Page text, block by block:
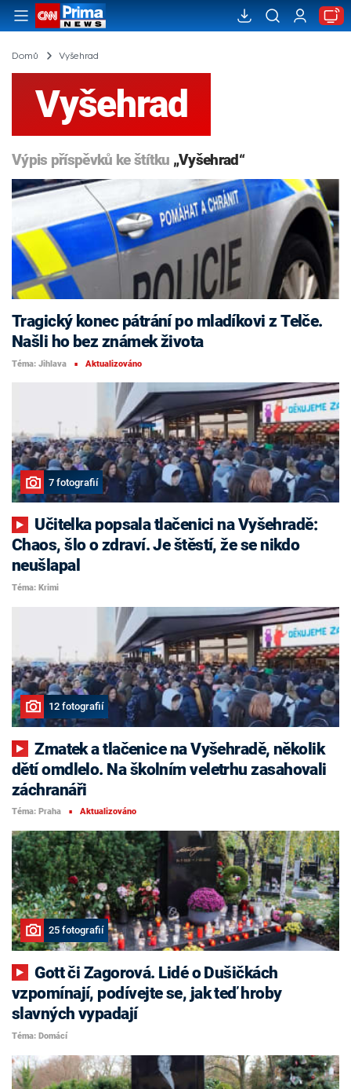
Domů Vyšehrad
Vyšehrad
Výpis příspěvků ke štítku „Vyšehrad“
Tragický konec pátrání po mladíkovi z Telče.
Našli ho bez známek života
Téma: Jihlava ■ Aktualizováno
7 fotografií
Chaos, šlo o zdraví. Je štěstí, že se nikdo
neušlapal
Téma: Krimi
12 fotografií
Zmatek a tlačenice na Vyšehradě, několik
dětí omdlelo. Na školním veletrhu zasahovali
záchranáři
Téma: Praha ■ Aktualizováno
25 fotografií
Gott či Zagorová. Lidé o Dušičkách
vzpomínají, podívejte se, jak teď hroby
slavných vypadají
Téma: Domácí